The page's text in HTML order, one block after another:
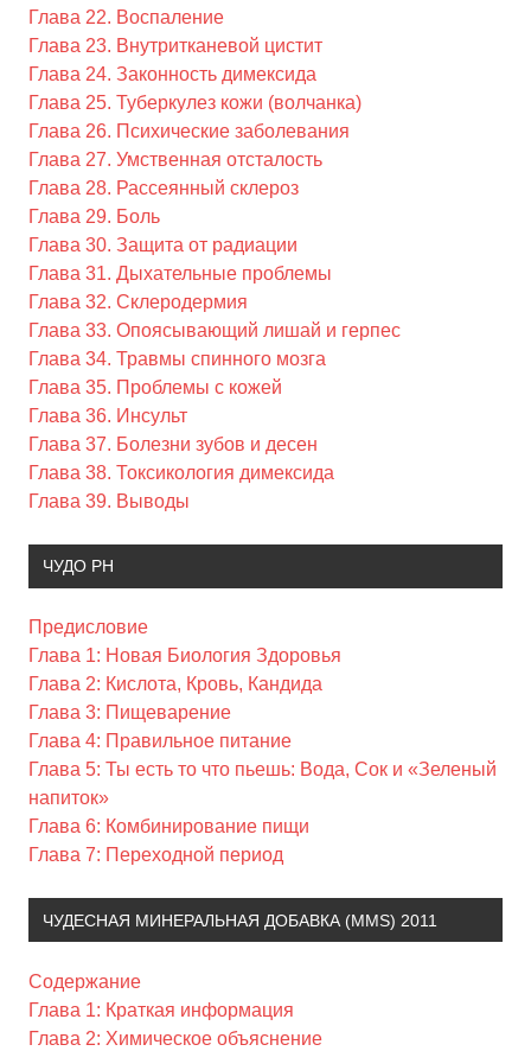
Глава 22. Воспаление
Глава 23. Внутритканевой цистит
Глава 24. Законность димексида
Глава 25. Туберкулез кожи (волчанка)
Глава 26. Психические заболевания
Глава 27. Умственная отсталость
Глава 28. Рассеянный склероз
Глава 29. Боль
Глава 30. Защита от радиации
Глава 31. Дыхательные проблемы
Глава 32. Склеродермия
Глава 33. Опоясывающий лишай и герпес
Глава 34. Травмы спинного мозга
Глава 35. Проблемы с кожей
Глава 36. Инсульт
Глава 37. Болезни зубов и десен
Глава 38. Токсикология димексида
Глава 39. Выводы
ЧУДО PH
Предисловие
Глава 1: Новая Биология Здоровья
Глава 2: Кислота, Кровь, Кандида
Глава 3: Пищеварение
Глава 4: Правильное питание
Глава 5: Ты есть то что пьешь: Вода, Сок и «Зеленый
напиток»
Глава 6: Комбинирование пищи
Глава 7: Переходной период
ЧУДЕСНАЯ МИНЕРАЛЬНАЯ ДОБАВКА (MMS) 2011
Содержание
Глава 1: Краткая информация
Глава 2: Химическое объяснение